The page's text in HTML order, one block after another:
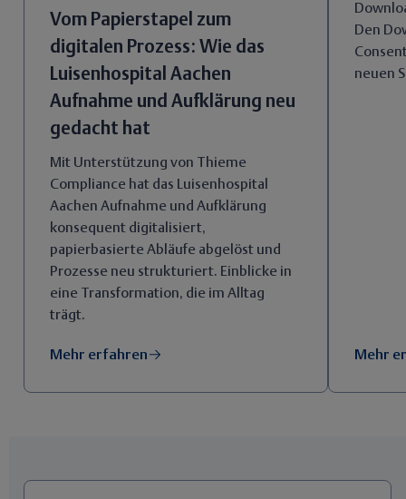
Vom Papierstapel zum
digitalen Prozess: Wie das
Luisenhospital Aachen
Aufnahme und Aufklärung neu
gedacht hat
Mit Unterstützung von Thieme
Compliance hat das Luisenhospital
Aachen Aufnahme und Aufklärung
konsequent digitalisiert,
papierbasierte Abläufe abgelöst und
Prozesse neu strukturiert. Einblicke in
eine Transformation, die im Alltag
trägt.
Mehr erfahren
Den
neuen
Mehr